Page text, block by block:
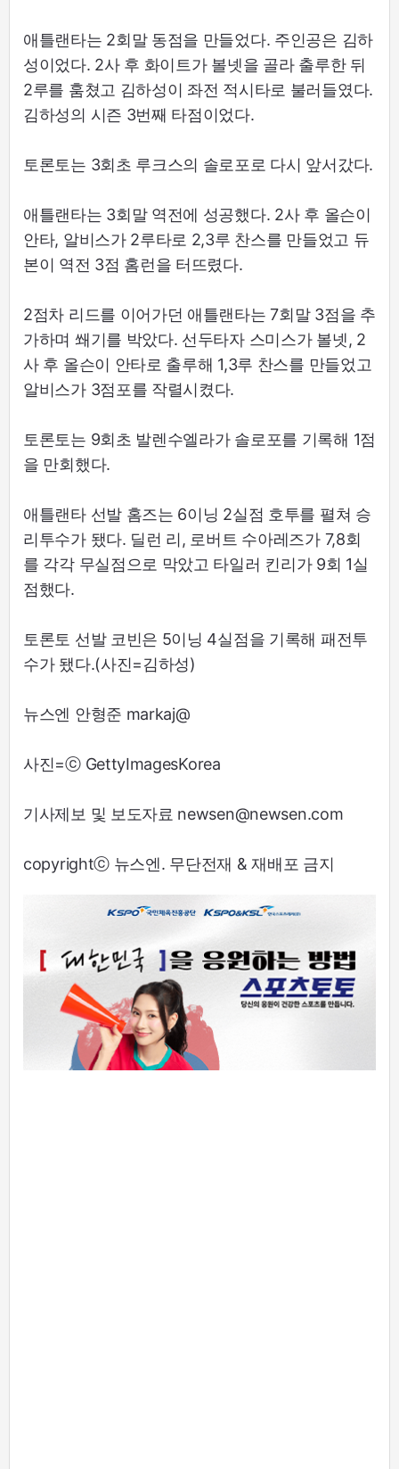
애틀랜타는 2회말 동점을 만들었다. 주인공은 김하
성이었다. 2사 후 화이트가 볼넷을 골라 출루한 뒤
2루를 훔쳤고 김하성이 좌전 적시타로 불러들였다.
김하성의 시즌 3번째 타점이었다.
토론토는 3회초 루크스의 솔로포로 다시 앞서갔다.
애틀랜타는 3회말 역전에 성공했다. 2사 후 올슨이
안타, 알비스가 2루타로 2,3루 찬스를 만들었고 듀
본이 역전 3점 홈런을 터뜨렸다.
2점차 리드를 이어가던 애틀랜타는 7회말 3점을 추
가하며 쐐기를 박았다. 선두타자 스미스가 볼넷, 2
사 후 올슨이 안타로 출루해 1,3루 찬스를 만들었고
알비스가 3점포를 작렬시켰다.
토론토는 9회초 발렌수엘라가 솔로포를 기록해 1점
을 만회했다.
애틀랜타 선발 홈즈는 6이닝 2실점 호투를 펼쳐 승
리투수가 됐다. 딜런 리, 로버트 수아레즈가 7,8회
를 각각 무실점으로 막았고 타일러 킨리가 9회 1실
점했다.
토론토 선발 코빈은 5이닝 4실점을 기록해 패전투
수가 됐다.(사진=김하성)
뉴스엔 안형준 markaj@
사진=ⓒ GettyImagesKorea
기사제보 및 보도자료 newsen@newsen.com
copyrightⓒ 뉴스엔. 무단전재 & 재배포 금지